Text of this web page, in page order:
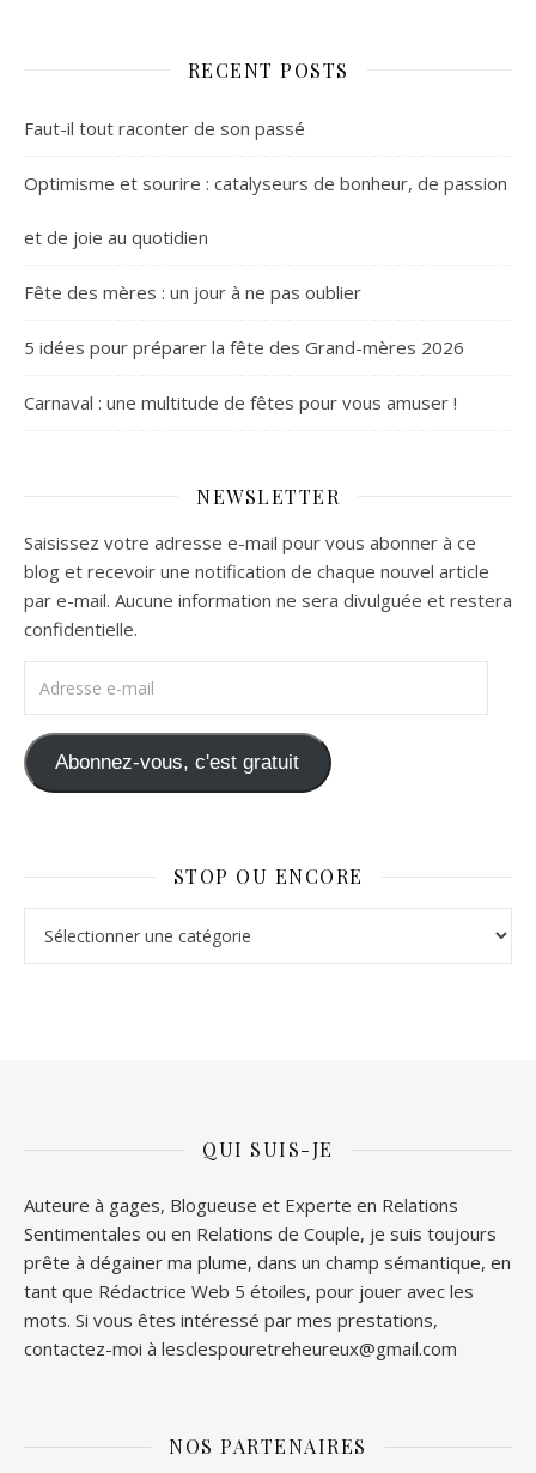
RECENT POSTS
Faut-il tout raconter de son passé
Optimisme et sourire : catalyseurs de bonheur, de passion
et de joie au quotidien
Fête des mères : un jour à ne pas oublier
5 idées pour préparer la fête des Grand-mères 2026
Carnaval : une multitude de fêtes pour vous amuser !
NEWSLETTER
Saisissez votre adresse e-mail pour vous abonner à ce
blog et recevoir une notification de chaque nouvel article
par e-mail. Aucune information ne sera divulguée et restera
confidentielle.
Abonnez-vous, c'est gratuit
STOP OU ENCORE
QUI SUIS-JE
Auteure à gages, Blogueuse et Experte en Relations
Sentimentales ou en Relations de Couple, je suis toujours
prête à dégainer ma plume, dans un champ sémantique, en
tant que Rédactrice Web 5 étoiles, pour jouer avec les
mots. Si vous êtes intéressé par mes prestations,
contactez-moi à lesclespouretreheureux@gmail.com
NOS PARTENAIRES